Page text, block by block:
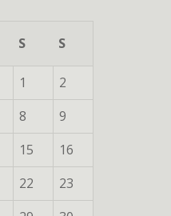
S S
1
2
8
9
15
16
22
23